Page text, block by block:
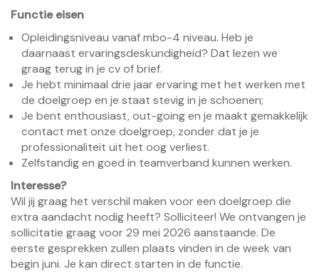
Functie eisen
Opleidingsniveau vanaf mbo-4 niveau. Heb je
daarnaast ervaringsdeskundigheid? Dat lezen we
graag terug in je cv of brief.
Je hebt minimaal drie jaar ervaring met het werken met
de doelgroep en je staat stevig in je schoenen;
Je bent enthousiast, out-going en je maakt gemakkelijk
contact met onze doelgroep, zonder dat je je
professionaliteit uit het oog verliest.
Zelfstandig en goed in teamverband kunnen werken.
Interesse?
Wil jij graag het verschil maken voor een doelgroep die
extra aandacht nodig heeft? Solliciteer! We ontvangen je
sollicitatie graag voor 29 mei 2026 aanstaande. De
eerste gesprekken zullen plaats vinden in de week van
begin juni. Je kan direct starten in de functie.